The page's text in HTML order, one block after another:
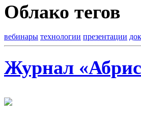
Облако тегов
вебинары технологии презентации
Журнал